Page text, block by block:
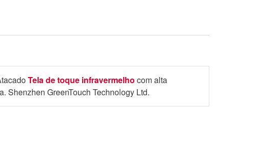
Tela de toque infravermelho com alta
Shenzhen GreenTouch Technology Ltd.